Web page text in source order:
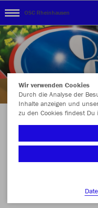
OSC Rheinhausen
Herzlich
Wir verwenden Cookies
Durch die Analyse der
Inhalte anzeigen und
zu den Cookies findest